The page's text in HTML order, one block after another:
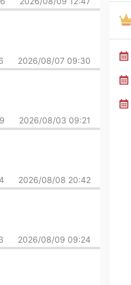
2026/08/07 09:30
2026/08/03 09:21
2026/08/08 20:42
2026/08/09 09:24